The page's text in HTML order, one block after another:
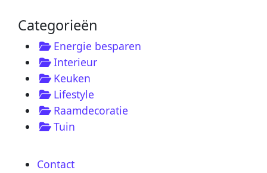
Categorieën
Energie besparen
Interieur
Keuken
Lifestyle
Raamdecoratie
Tuin
Contact